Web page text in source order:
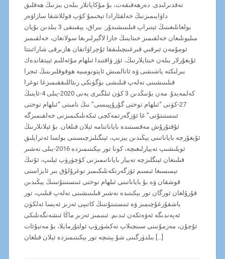
تەقدىرلىدى. دەرھەقىقەت، بۇ مۇكاپاتلار بىلەن بىزنىڭ ھەقلىق
داۋايىمىزنىڭ خەلقئارادا تېخىمۇ كۆپ قوللاشقا سازاۋەر
بولغانلىغىنىڭ ئېتىراپ قىلىنىشىدۇر. بىراق، يېقىنقى 3 يىلدىن بۇيان
مىليونلىغان خەلقىمىز خىتاينىڭ جازا لاگېرلىرىغا سولانغان، خەلقىمىز
ئومۇمەن ئىرقىي قىرغىنچىلىققا ئۇچراۋاتقان ھازىرقى شارائىتتا
ئۇيغۇرلار بىلەن خىتايلارنىڭ، ئۆز ۋاقتىدا ئىلھام مۇئەللىم ئېيتقاندەك
بىرلىكتە ياشىشى ۋە ئاتالمىش ئاپتونومىيە ھوقوقلىرىنىڭ ئىجرا
قىلىنىشىنى تەلەپ قىلىشى بۈگۈنكى رىئاللىققىمىزغا توغرا
كەلمەيدۇ. مەن بۇنىڭدىن 3 كۈن ئىلگىرى يەنى 2020-يىلى 4-ئاينىڭ
27-كۈنى “ئىلھام توختى گۇرۇپپىسى” نىڭ نامىنى “ئىلھام توختى
ئىنستىتۇتى” غا ئۆزگەرتمەكچى ئىكەنلىكىمىزنى خەلقىمىزگە
ئۇقتۇرۇش مەقسىتىدە باياناتنامە ئېلان قىلغان. بۇ ئېلانلارنىڭ
ئۇيغۇرچە باياناتىنى يېڭىدىن يېزىپ، ئېنگىلىزچىسىنى بولسا ئەتراپلىق
ئويلىشىپ تەييارلىغىچە، كونا تور بېكىتىمىزدە 2016-يىلى نەشىر
قىلىنغان ئېنگلىزچە تەييار باياناتىمىزنى كۆچۈرۈپ ئېلىپ، ئۇنىڭ
تېمىسىغا ئىسىم ئۆزگەرتكەنلىكىمىز توغرۇلۇق بىر ئابزاسنى
قوشقان ۋە بۇ باياناتىنى ئىلھام توختى ئىنستىتۇتىنىڭ يېڭىدىن
قۇرۇلغان ئورگان تور بېكىتىدە نەشىر قىلىنىشىنى تەلەپ قىلىپ، تور
باشقۇرغۇچىمىز ۋە ئىنستىتۇتنىڭ كاتىپى ئەزىز ئەيسا ئەلكۈن
ئەپەندىگە ئەۋەتكەن ئىدىم. ئىنىمىز ئەزىز ماڭا ئىشەنگەنلىكى
ئۇچۇن، مەزمۇنىنى سىنچىلاپ تەكشۈرۈپ ئولتۇرمايلا، بۇ مەتبۇئات
بىلدۈرگىنى شۇ پېتىچە تور بېكىتىمىزدە ئېلان قىلغان […]